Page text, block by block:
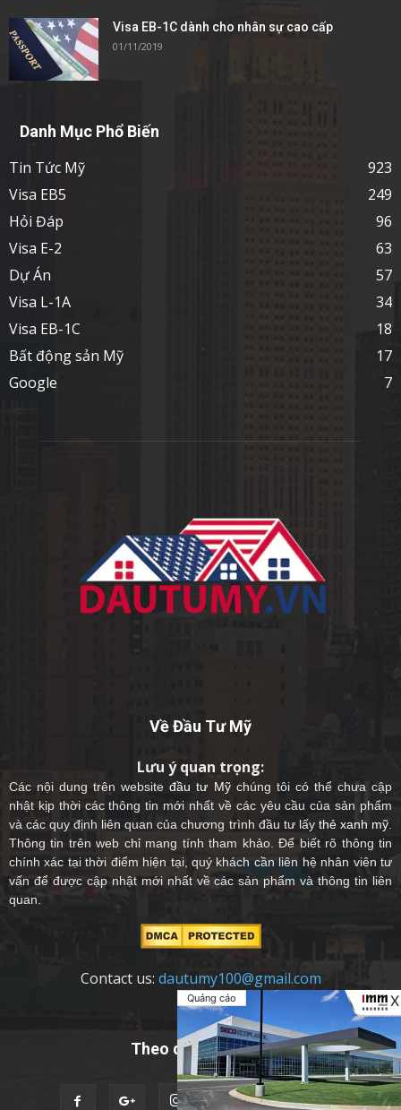
Quảng cáo X
Visa EB-1C dành cho nhân sự cao cấp
01/11/2019
Danh Mục Phổ Biến
Tin Tức Mỹ
923
Visa EB5
249
Hỏi Đáp
96
Visa E-2
63
Dự Án
57
Visa L-1A
34
Visa EB-1C
18
Bất động sản Mỹ
17
Google
7
Về Đầu Tư Mỹ
Lưu ý quan trọng:
Các nội dung trên websiteđầu tư Mỹchúng tôi có thể chưa cập
nhật kịp thời các thông tin mới nhất về các yêu cầu của sản phẩm
và các quy định liên quan của chương trình đầu tư lấy thẻ xanh mỹ
Thông tin trên web chỉ mang tính tham khảo. Để biết rõ thông tin
chính xác tại thời điểm hiện tại, quý khách cần liên hệ nhân viên tư
vấn để được cập nhật mới nhất về các sản phẩm và thông tin liên
quan.
Contact us: dautumy100@gmail.com
Theo dõi chúng tôi